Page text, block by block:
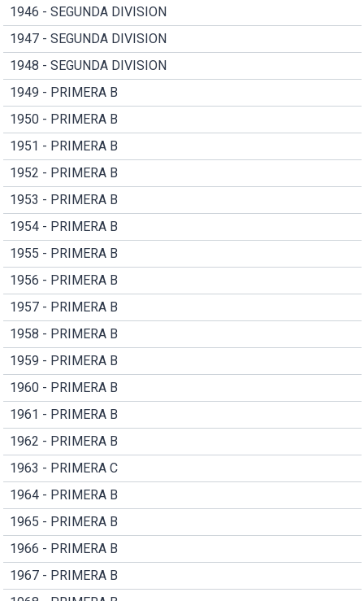
1946 - SEGUNDA DIVISION
1947 - SEGUNDA DIVISION
1948 - SEGUNDA DIVISION
1949 - PRIMERA B
1950 - PRIMERA B
1951 - PRIMERA B
1952 - PRIMERA B
1953 - PRIMERA B
1954 - PRIMERA B
1955 - PRIMERA B
1956 - PRIMERA B
1957 - PRIMERA B
1958 - PRIMERA B
1959 - PRIMERA B
1960 - PRIMERA B
1961 - PRIMERA B
1962 - PRIMERA B
1963 - PRIMERA C
1964 - PRIMERA B
1965 - PRIMERA B
1966 - PRIMERA B
1967 - PRIMERA B